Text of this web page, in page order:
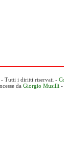
Tutti i diritti riservati -
da Giorgio Musilli -